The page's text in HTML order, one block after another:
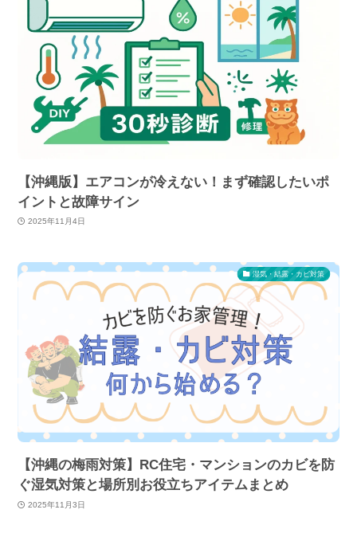
【沖縄版】エアコンが冷えない！まず確認したいポ
イントと故障サイン
2025年11月4日
湿気・結露・カビ対策
【沖縄の梅雨対策】RC住宅・マンションのカビを防
ぐ湿気対策と場所別お役立ちアイテムまとめ
2025年11月3日